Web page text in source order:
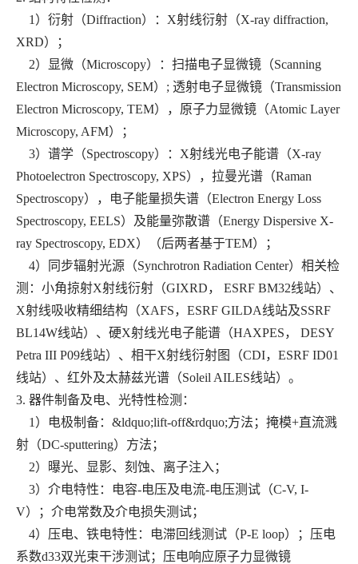
1）衍射（Diffraction）：X射线衍射（X-ray diffraction,
XRD）；
2）显微（Microscopy）：扫描电子显微镜（Scanning
Electron Microscopy, SEM）; 透射电子显微镜（Transmission
Electron Microscopy, TEM），原子力显微镜（Atomic Layer
Microscopy, AFM）；
3）谱学（Spectroscopy）：X射线光电子能谱（X-ray
Photoelectron Spectroscopy, XPS），拉曼光谱（Raman
Spectroscopy），电子能量损失谱（Electron Energy Loss
Spectroscopy, EELS）及能量弥散谱（Energy Dispersive X-
ray Spectroscopy, EDX）（后两者基于TEM）；
4）同步辐射光源（Synchrotron Radiation Center）相关检
测：小角掠射X射线衍射（GIXRD， ESRF BM32线站）、
X射线吸收精细结构（XAFS，ESRF GILDA线站及SSRF
BL14W线站）、硬X射线光电子能谱（HAXPES， DESY
Petra III P09线站）、相干X射线衍射图（CDI，ESRF ID01
线站）、红外及太赫兹光谱（Soleil AILES线站）。
3. 器件制备及电、光特性检测：
1）电极制备：&ldquo;lift-off&rdquo;方法；掩模+直流溅
射（DC-sputtering）方法；
2）曝光、显影、刻蚀、离子注入；
3）介电特性：电容-电压及电流-电压测试（C-V, I-
V）；介电常数及介电损失测试；
4）压电、铁电特性：电滞回线测试（P-E loop）；压电
系数d33双光束干涉测试；压电响应原子力显微镜